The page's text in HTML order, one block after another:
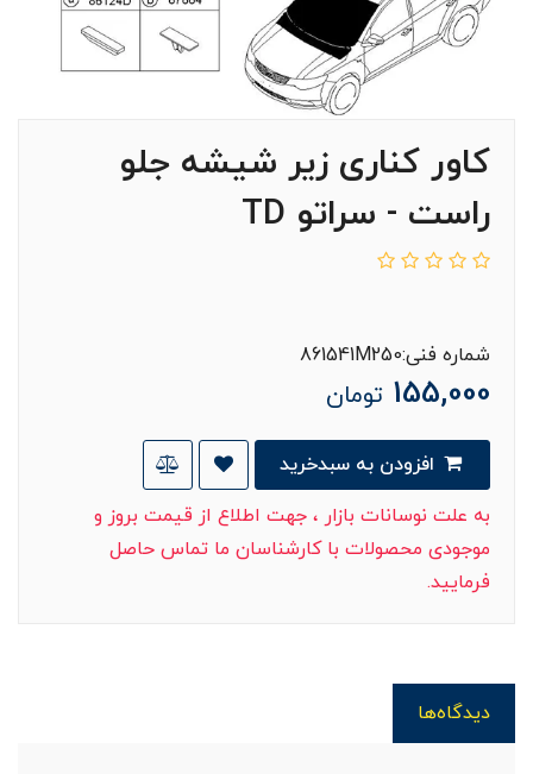
کاور کناری زیر شیشه جلو
راست - سراتو TD
شماره فنی:861541M250
155,000 تومان
به علت نوسانات بازار ، جهت اطلاع از قیمت بروز و
موجودی محصولات با کارشناسان ما تماس حاصل
فرمایید.
دیدگاه‌ها